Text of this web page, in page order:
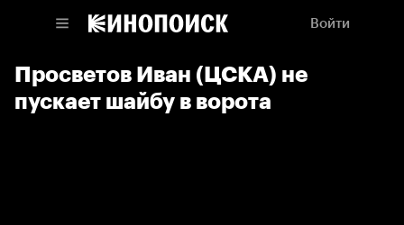
Войти
Просветов Иван (ЦСКА) не
пускает шайбу в ворота